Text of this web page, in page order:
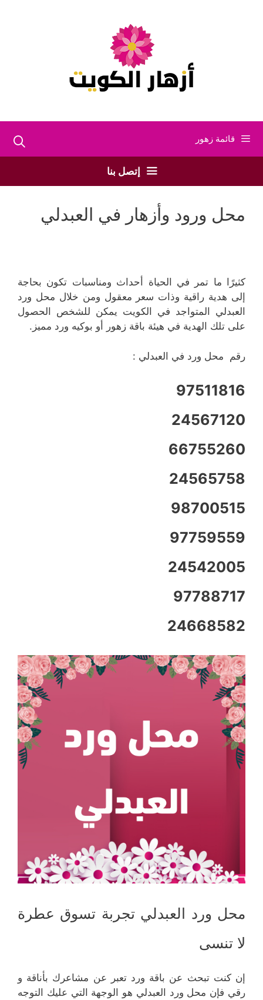
قائمة زهور
إتصل بنا
محل ورود وأزهار في العبدلي
كثيرًا ما تمر في الحياة أحداث ومناسبات تكون بحاجة
إلى هدية راقية وذات سعر معقول ومن خلال محل ورد
العبدلي المتواجد في الكويت يمكن للشخص الحصول
على تلك الهدية في هيئة باقة زهور أو بوكيه ورد مميز.
رقم محل ورد في العبدلي :
97511816
24567120
66755260
24565758
98700515
97759559
24542005
97788717
24668582
محل ورد العبدلي تجربة تسوق عطرة
لا تنسى
إن كنت تبحث عن باقة ورد تعبر عن مشاعرك بأناقة و
رقي فإن محل ورد العبدلي هو الوجهة التي عليك التوجه